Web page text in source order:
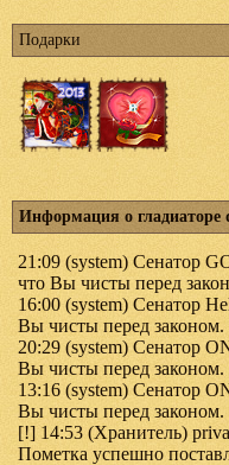
Подарки
Информация о гладиаторе
21:09 (system) Сенатор
что Вы чисты перед
16:00 (system) Сенатор
Вы чисты перед законом.
20:29 (system) Сенатор
Вы чисты перед законом.
13:16 (system) Сенатор
Вы чисты перед законом.
[!] 14:53 (Хранитель)
Пометка успешно